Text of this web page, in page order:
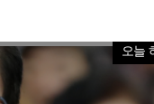
오늘